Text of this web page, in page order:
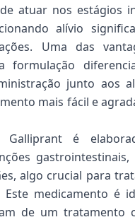
atuar nos estágios
alívio
Uma das
formulação
junto aos
mais fácil e
é
algo crucial para
medicamento é
de um tratamento